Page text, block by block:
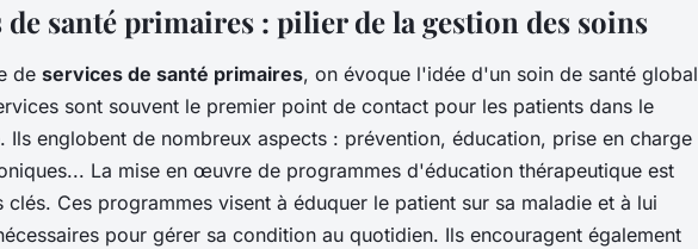
de santé primaires : pilier de la gestion des soins
de services de santé primaires, on évoque l'idée d'un soin de santé global
sont souvent le premier point de contact pour les patients dans le
Ils englobent de nombreux aspects : prévention, éducation, prise en charge
La mise en œuvre de programmes d'éducation thérapeutique est
clés. Ces programmes visent à éduquer le patient sur sa maladie et à lui
pour gérer sa condition au quotidien. Ils encouragent également